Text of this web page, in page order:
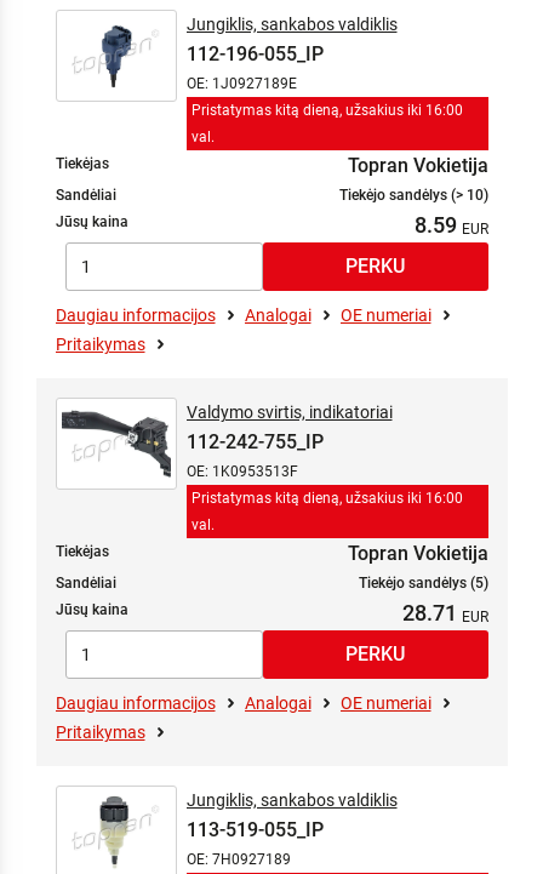
Pristatymas kitą dieną, užsakius iki 16:00
val.
Jungiklis, sankabos valdiklis
112-196-055_IP
OE: 1J0927189E
Tiekėjas Topran Vokietija
Sandėliai
Tiekėjo sandėlys (> 10)
Jūsų kaina
8.59
Daugiau informacijos Analogai
OE numeriai
Pritaikymas
Pristatymas kitą dieną, užsakius iki 16:00
val.
Valdymo svirtis, indikatoriai
112-242-755_IP
OE: 1K0953513F
Tiekėjas Topran Vokietija
Sandėliai
Tiekėjo sandėlys (5)
Jūsų kaina
28.71
Daugiau informacijos Analogai
OE numeriai
Pritaikymas
Jungiklis, sankabos valdiklis
113-519-055_IP
OE: 7H0927189